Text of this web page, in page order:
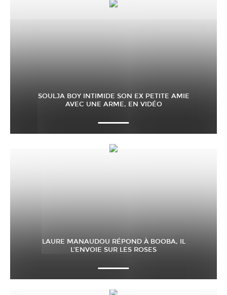
SOULJA BOY INTIMIDE SON EX PETITE AMIE
AVEC UNE ARME, EN VIDÉO
LAURE MANAUDOU RÉPOND À BOOBA, IL
L’ENVOIE SUR LES ROSES